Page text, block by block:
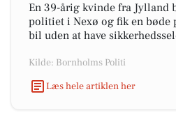
En 39-årig kvinde fra Jylland
politiet i Nexø og fik en bøde
bil uden at have
Kilde: Bornholms Politi
Læs hele artiklen her